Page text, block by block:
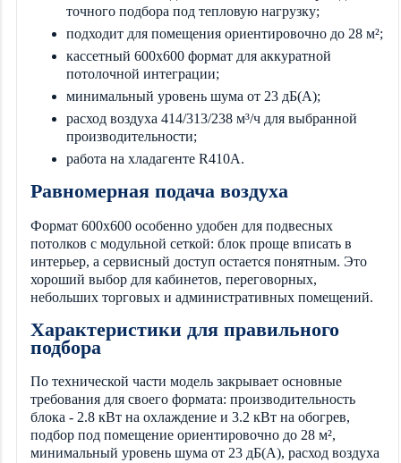
точного подбора под тепловую нагрузку;
подходит для помещения ориентировочно до 28 м²;
кассетный 600х600 формат для аккуратной
потолочной интеграции;
минимальный уровень шума от 23 дБ(А);
расход воздуха 414/313/238 м³/ч для выбранной
производительности;
работа на хладагенте R410A.
Равномерная подача воздуха
Формат 600х600 особенно удобен для подвесных
потолков с модульной сеткой: блок проще вписать в
интерьер, а сервисный доступ остается понятным. Это
хороший выбор для кабинетов, переговорных,
небольших торговых и административных помещений.
Характеристики для правильного
подбора
По технической части модель закрывает основные
требования для своего формата: производительность
блока - 2.8 кВт на охлаждение и 3.2 кВт на обогрев,
подбор под помещение ориентировочно до 28 м²,
минимальный уровень шума от 23 дБ(А), расход воздуха